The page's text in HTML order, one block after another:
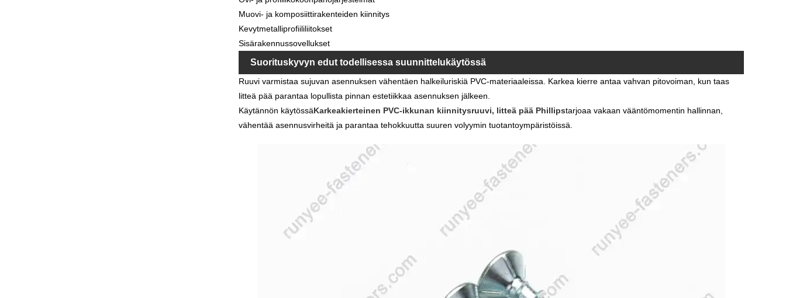
Muovi- ja komposiittirakenteiden kiinnitys
Kevytmetalliprofiililiitokset
Sisärakennussovellukset
Suorituskyvyn edut todellisessa suunnittelukäytössä
Ruuvi varmistaa sujuvan asennuksen vähentäen halkeiluriskiä PVC-materiaaleissa. Karkea kierre antaa vahvan pitovoiman, kun taas
litteä pää parantaa lopullista pinnan estetiikkaa asennuksen jälkeen.
Käytännön käytössäKarkeakierteinen PVC-ikkunan kiinnitysruuvi, litteä pää Phillipstarjoaa vakaan vääntömomentin hallinnan,
vähentää asennusvirheitä ja parantaa tehokkuutta suuren volyymin tuotantoympäristöissä.